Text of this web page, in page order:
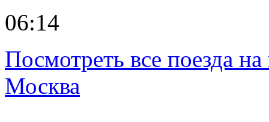
06:14
Посмотреть все поезда
Москва